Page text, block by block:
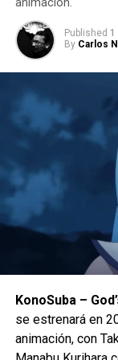
Demostrando
pone su propia
único y a puro
Chicas
(31/8/2021)
Bajo la estricta
y Annie sopesan
Además, para
animación.
Published 1
By Carlos
KonoSuba –
se estrenará en
animación, con